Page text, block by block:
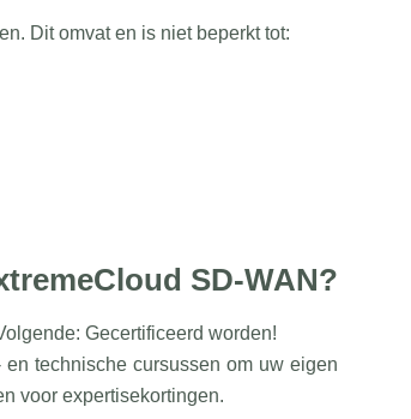
Dit omvat en is niet beperkt tot:
SD-WAN?
Gecertificeerd worden!
technische cursussen om uw eigen
voor expertisekortingen.